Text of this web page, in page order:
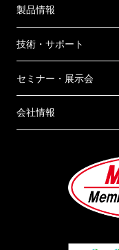
製品情報
技術・サポート
セミナー・展示会
会社情報